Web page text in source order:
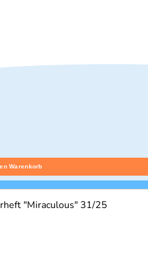
Warenkorb